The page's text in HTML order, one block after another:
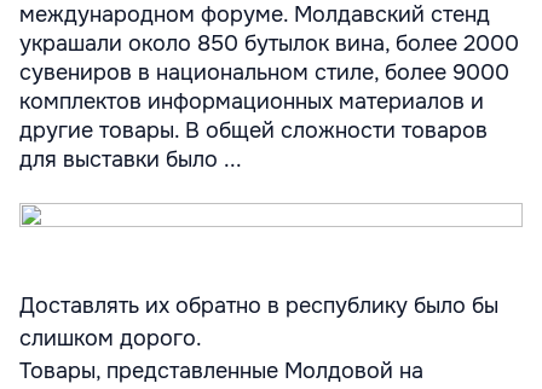
международном форуме. Молдавский стенд
украшали около 850 бутылок вина, более 2000
сувениров в национальном стиле, более 9000
комплектов информационных материалов и
другие товары. В общей сложности товаров
для выставки было ...
Доставлять их обратно в республику было бы
слишком дорого.
Товары, представленные Молдовой на